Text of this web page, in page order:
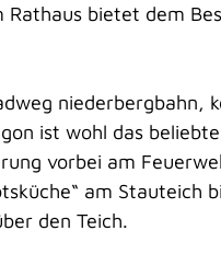
bietet dem
niederbergbahn,
ist wohl das
vorbei am
am Stauteich
den Teich.